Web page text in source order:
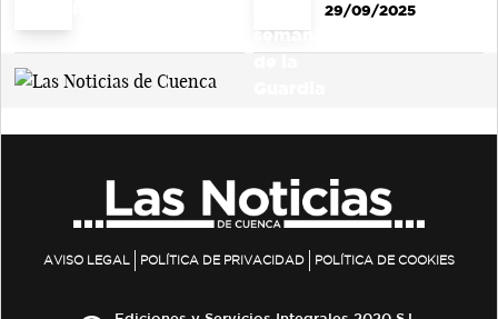
29/09/2025
AVISO LEGAL POLÍTICA DE PRIVACIDAD POLÍTICA DE COOKIES